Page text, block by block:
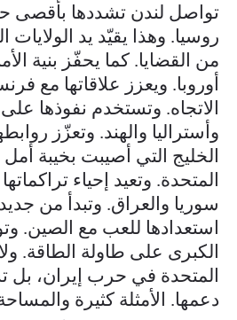
تواصل لندن تشددها بأقصى
روسيا. وهذا يقيّد يد الولايات
من القضايا. كما يحفّز بنية
أوروبا. ويعزز علاقاتها مع
الاتجاه. وتستخدم نفوذها على
وأستراليا والهند. وتعزّز
الخليج التي أصيبت بخيبة
المتحدة. وتعيد إحياء
سوريا والعراق. وتبدأ من
استعدادها للعب مع الصين.
الكبرى على طاولة الطاقة.
المتحدة في حرب إيران،
دعمها. الأمثلة كثيرة